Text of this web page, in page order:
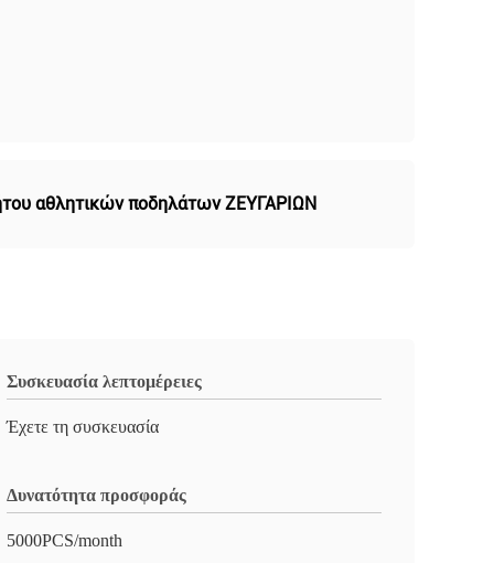
αθλητικών ποδηλάτων ΖΕΥΓΑΡΙΩΝ
Συσκευασία λεπτομέρειες
Έχετε τη συσκευασία
Δυνατότητα προσφοράς
5000PCS/month